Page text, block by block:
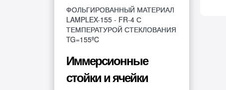
ФОЛЬГИРОВАННЫЙ МАТЕРИАЛ
LAMPLEX-155 - FR-4 С
ТЕМПЕРАТУРОЙ СТЕКЛОВАНИЯ
TG=155ºC
Иммерсионные
стойки и ячейки